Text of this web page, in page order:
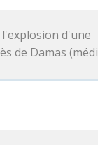
l'explosion d'une
de Damas